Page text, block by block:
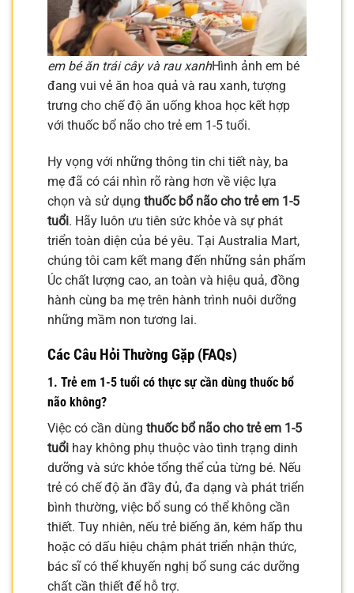
em bé ăn trái cây và rau xanhHình ảnh em bé
đang vui vẻ ăn hoa quả và rau xanh, tượng
trưng cho chế độ ăn uống khoa học kết hợp
với thuốc bổ não cho trẻ em 1-5 tuổi.
Hy vọng với những thông tin chi tiết này, ba
mẹ đã có cái nhìn rõ ràng hơn về việc lựa
chọn và sử dụng thuốc bổ não cho trẻ em 1-5
tuổi. Hãy luôn ưu tiên sức khỏe và sự phát
triển toàn diện của bé yêu. Tại Australia Mart,
chúng tôi cam kết mang đến những sản phẩm
Úc chất lượng cao, an toàn và hiệu quả, đồng
hành cùng ba mẹ trên hành trình nuôi dưỡng
những mầm non tương lai.
Các Câu Hỏi Thường Gặp (FAQs)
1. Trẻ em 1-5 tuổi có thực sự cần dùng thuốc bổ
não không?
Việc có cần dùng thuốc bổ não cho trẻ em 1-5
tuổi hay không phụ thuộc vào tình trạng dinh
dưỡng và sức khỏe tổng thể của từng bé. Nếu
trẻ có chế độ ăn đầy đủ, đa dạng và phát triển
bình thường, việc bổ sung có thể không cần
thiết. Tuy nhiên, nếu trẻ biếng ăn, kém hấp thu
hoặc có dấu hiệu chậm phát triển nhận thức,
bác sĩ có thể khuyến nghị bổ sung các dưỡng
chất cần thiết để hỗ trợ.